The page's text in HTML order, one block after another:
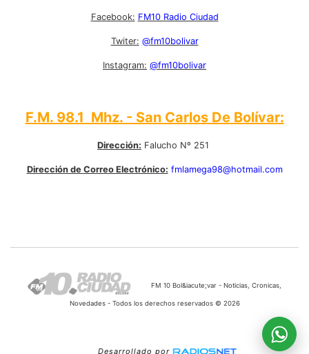
Facebook: FM10 Radio Ciudad
Twiter: @fm10bolivar
Instagram: @fm10bolivar
F.M. 98.1 Mhz. - San Carlos De Bolívar:
Dirección: Falucho Nº 251
Dirección de Correo Electrónico: fmlamega98@hotmail.com
FM 10 Bol&iacute;var - Noticias, Cronicas,
Novedades - Todos los derechos reservados © 2026
Desarrollado por